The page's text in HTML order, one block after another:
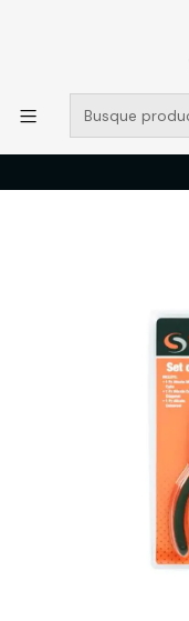
POR SISTEMA FRONTAL
MUCHAS GRACIAS
Inicio Catálogo
JGO. 3